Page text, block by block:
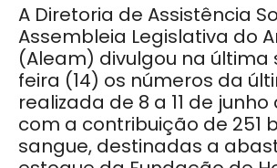
A Diretoria de Assistência
Assembleia Legislativa do
(Aleam) divulgou na última
feira (14) os números da
realizada de 8 a 11 de
com a contribuição de 251
sangue, destinadas a